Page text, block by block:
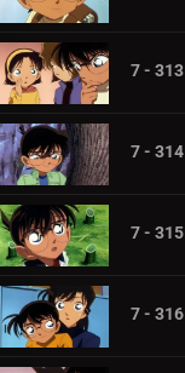
7 - 313
7 - 314
7 - 315
7 - 316